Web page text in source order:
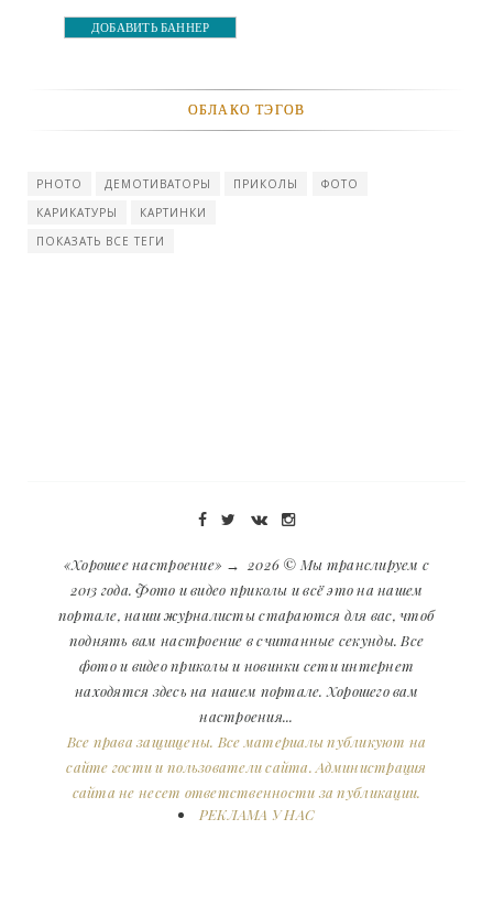
ДОБАВИТЬ БАННЕР
ОБЛАКО ТЭГОВ
PHOTO ДЕМОТИВАТОРЫ ПРИКОЛЫ
ФОТО
КАРИКАТУРЫ
КАРТИНКИ
ПОКАЗАТЬ ВСЕ ТЕГИ
«Хорошее настроение» → 2026 © Мы транслируем с
2013 года. Фото и видео приколы и всё это на нашем
портале, наши журналисты стараются для вас, чтоб
поднять вам настроение в считанные секунды. Все
фото и видео приколы и новинки сети интернет
находятся здесь на нашем портале. Хорошего вам
настроения...
Все права защищены. Все материалы публикуют на
сайте гости и пользователи сайта. Администрация
сайта не несет ответственности за публикации.
РЕКЛАМА У НАС